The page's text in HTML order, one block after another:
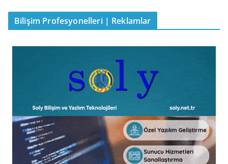
Bilişim Profesyonelleri | Reklamlar